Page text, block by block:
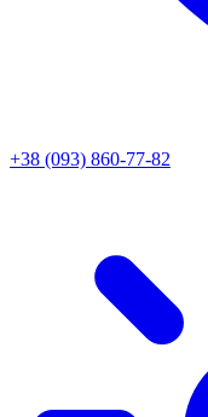
+38 (093) 860-77-82